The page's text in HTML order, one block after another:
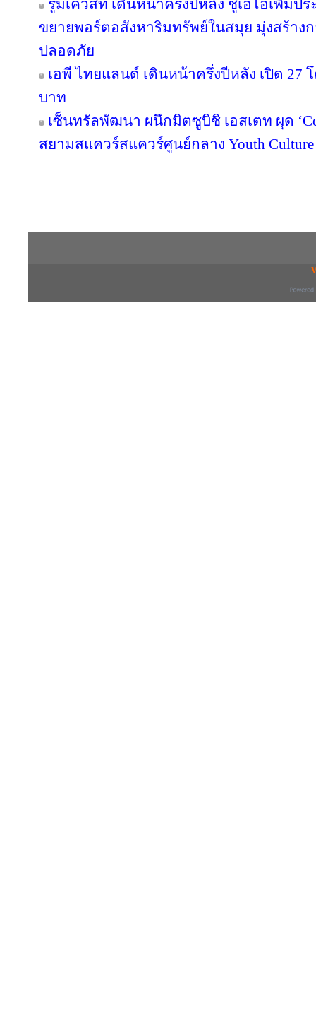
รูมเควสท์ เดินหน้าครึ่งปีหลัง ชูเอไอเพิ่มป
ขยายพอร์ตอสังหาริมทรัพย์ในสมุย มุ่งสร้าง
ปลอดภัย
เอพี ไทยแลนด์ เดินหน้าครึ่งปีหลัง เปิด 27
บาท
เซ็นทรัลพัฒนา ผนึกมิตซูบิชิ เอสเตท ผุด
สยามสแควร์สแควร์ศูนย์กลาง Youth